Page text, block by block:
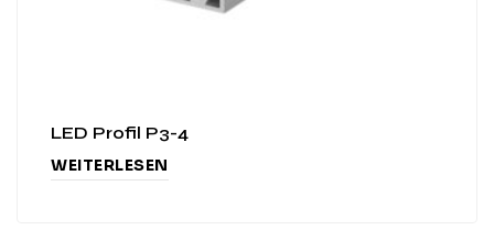
LED Profil P3-4
WEITERLESEN